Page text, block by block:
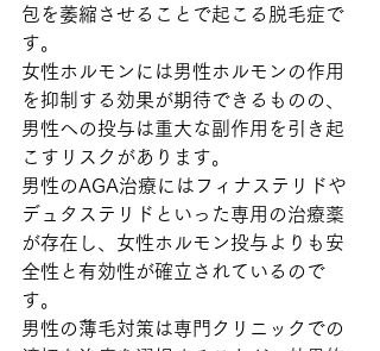
包を萎縮させることで起こる脱毛症で
す。
女性ホルモンには男性ホルモンの作用
を抑制する効果が期待できるものの、
男性への投与は重大な副作用を引き起
こすリスクがあります。
男性のAGA治療にはフィナステリドや
デュタステリドといった専用の治療薬
が存在し、女性ホルモン投与よりも安
全性と有効性が確立されているので
す。
男性の薄毛対策は専門クリニックでの